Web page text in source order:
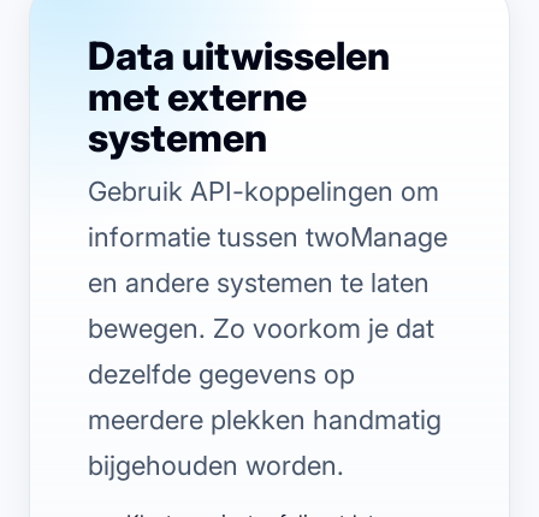
Data uitwisselen
met externe
systemen
Gebruik API-koppelingen om
informatie tussen twoManage
en andere systemen te laten
bewegen. Zo voorkom je dat
dezelfde gegevens op
meerdere plekken handmatig
bijgehouden worden.